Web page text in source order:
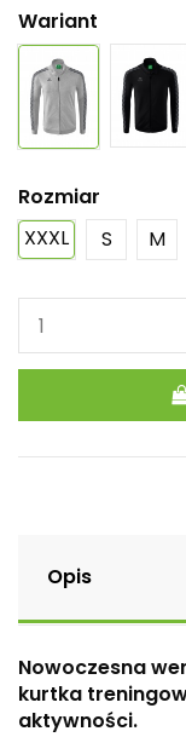
Wariant
Rozmiar
XXXL
S M
Opis
Nowoczesna
kurtka
aktywności.